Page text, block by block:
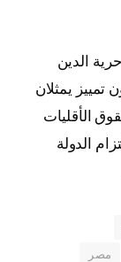
الدين
يمثلان
الأقليات
الدولة
مصر